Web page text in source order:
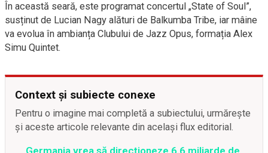
În această seară, este programat concertul „State of Soul”,
susținut de Lucian Nagy alături de Balkumba Tribe, iar mâine
va evolua în ambianța Clubului de Jazz Opus, formația Alex
Simu Quintet.
Context și subiecte conexe
Pentru o imagine mai completă a subiectului, urmărește
și aceste articole relevante din același flux editorial.